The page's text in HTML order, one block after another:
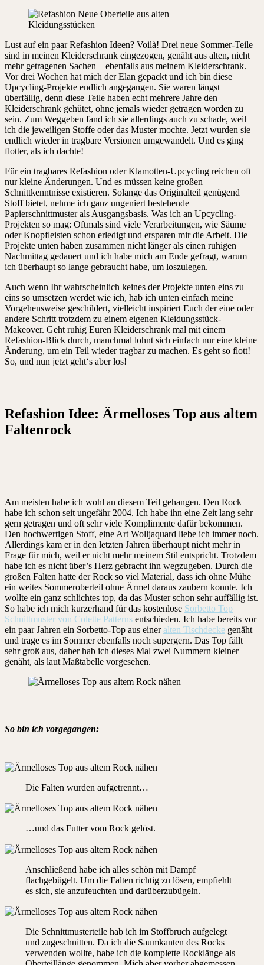
Lust auf ein paar Refashion Ideen? Voilà! Drei neue Sommer-Teile
sind in meinen Kleiderschrank eingezogen, genäht aus alten, nicht
mehr getragenen Sachen – ebenfalls aus meinem Kleiderschrank.
Vor drei Wochen hat mich der Elan gepackt und ich bin diese
Upcycling-Projekte endlich angegangen. Sie waren längst
überfällig, denn diese Teile haben echt mehrere Jahre den
Kleiderschrank gehütet, ohne jemals wieder getragen worden zu
sein. Zum Weggeben fand ich sie allerdings auch zu schade, weil
ich die jeweiligen Stoffe oder das Muster mochte. Jetzt wurden sie
endlich wieder in tragbare Versionen umgewandelt. Und es ging
flotter, als ich dachte!
Für ein tragbares Refashion oder Klamotten-Upcycling reichen oft
nur kleine Änderungen. Und es müssen keine großen
Schnittkenntnisse existieren. Solange das Originalteil genügend
Stoff bietet, nehme ich ganz ungeniert bestehende
Papierschnittmuster als Ausgangsbasis. Was ich an Upcycling-
Projekten so mag: Oftmals sind viele Verarbeitungen, wie Säume
oder Knopfleisten schon erledigt und ersparen mir die Arbeit. Die
Projekte unten haben zusammen nicht länger als einen ruhigen
Nachmittag gedauert und ich habe mich am Ende gefragt, warum
ich überhaupt so lange gebraucht habe, um loszulegen.
Auch wenn Ihr wahrscheinlich keines der Projekte unten eins zu
eins so umsetzen werdet wie ich, hab ich unten einfach meine
Vorgehensweise geschildert, vielleicht inspiriert Euch der eine oder
andere Schritt trotzdem zu einem eigenen Kleidungsstück-
Makeover. Geht ruhig Euren Kleiderschrank mal mit einem
Refashion-Blick durch, manchmal lohnt sich einfach nur eine kleine
Änderung, um ein Teil wieder tragbar zu machen. Es geht so flott!
So, und nun jetzt geht‘s aber los!
Refashion Idee: Ärmelloses Top aus altem
Faltenrock
Am meisten habe ich wohl an diesem Teil gehangen. Den Rock
habe ich schon seit ungefähr 2004. Ich habe ihn eine Zeit lang sehr
gern getragen und oft sehr viele Komplimente dafür bekommen.
Den hochwertigen Stoff, eine Art Wolljaquard liebe ich immer noch.
Allerdings kam er in den letzten Jahren überhaupt nicht mehr in
Frage für mich, weil er nicht mehr meinem Stil entspricht. Trotzdem
habe ich es nicht über’s Herz gebracht ihn wegzugeben. Durch die
großen Falten hatte der Rock so viel Material, dass ich ohne Mühe
ein weites Sommeroberteil ohne Ärmel daraus zaubern konnte. Ich
wollte ein ganz schlichtes top, da das Muster schon sehr auffällig ist.
So habe ich mich kurzerhand für das kostenlose Sorbetto Top
Schnittmuster von Colette Patterns entschieden. Ich habe bereits vor
ein paar Jahren ein Sorbetto-Top aus eineralten Tischdecke genäht
und trage es im Sommer ebenfalls noch supergern. Das Top fällt
sehr groß aus, daher hab ich dieses Mal zwei Nummern kleiner
genäht, als laut Maßtabelle vorgesehen.
So bin ich vorgegangen:
Die Falten wurden aufgetrennt…
…und das Futter vom Rock gelöst.
Anschließend habe ich alles schön mit Dampf
flachgebügelt. Um die Falten richtig zu lösen, empfiehlt
es sich, sie anzufeuchten und darüberzubügeln.
Die Schnittmusterteile hab ich im Stoffbruch aufgelegt
und zugeschnitten. Da ich die Saumkanten des Rocks
verwenden wollte, habe ich die komplette Rocklänge als